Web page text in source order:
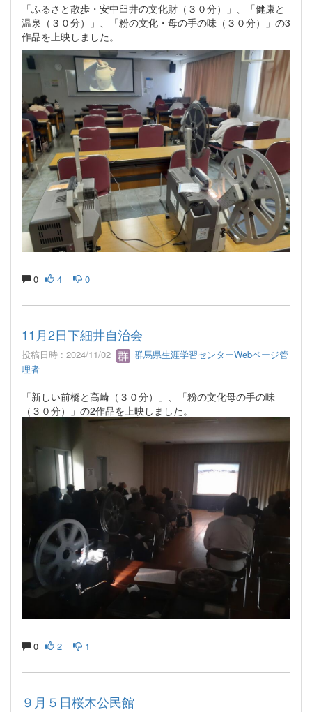
「ふるさと散歩・安中臼井の文化財（３０分）」、「健康と
温泉（３０分）」、「粉の文化・母の手の味（３０分）」の3
作品を上映しました。
0 4 0
11月2日下細井自治会
投稿日時 : 2024/11/02
群馬県生涯学習センターWebページ管
理者
「新しい前橋と高崎（３０分）」、「粉の文化母の手の味
（３０分）」の2作品を上映しました。
0 2 1
９月５日桜木公民館